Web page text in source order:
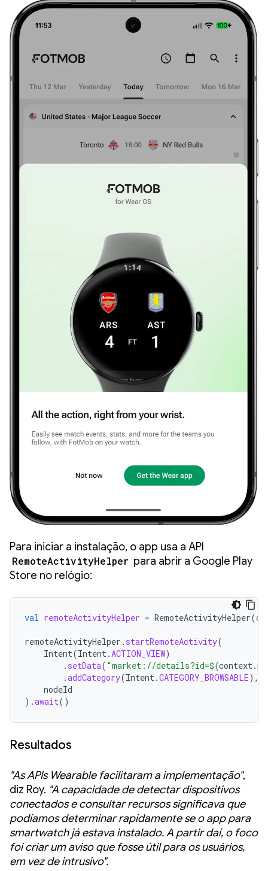
Para iniciar a instalação, o app usa a API
RemoteActivityHelper para abrir a Google Play
Store no relógio:
val remoteActivityHelper = RemoteActivityHelper(
remoteActivityHelper . startRemoteActivity(
Intent(Intent.ACTION_VIEW)
. setData( "market://details?id=${context.
.addCategory(Intent.CATEGORY_BROWSABLE),
nodeId
).await()
Resultados
"As APIs Wearable facilitaram a implementação",
diz Roy. "A capacidade de detectar dispositivos
conectados e consultar recursos significava que
podíamos determinar rapidamente se o app para
smartwatch já estava instalado. A partir daí, o foco
foi criar um aviso que fosse útil para os usuários,
em vez de intrusivo".